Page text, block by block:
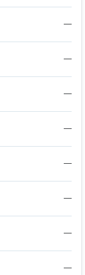
—
—
—
—
—
—
—
—